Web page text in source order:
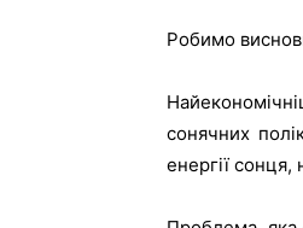
Робимо
сонячних
енергії